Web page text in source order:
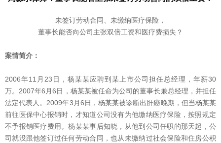
未签订劳动合同、未缴纳医疗保险，
董事长能否向公司主张双倍工资和医疗费损失？
案情简介：
2006年11月23日，杨某某应聘到某上市公司担任总经理，年薪30
万。2007年6月6日，杨某某被任命为公司的董事长兼总经理，并担任
法定代表人。2009年3月6日，杨某某被诊断出肝癌晚期，但当杨某某
前往医保中心报销时，才知道公司没有为他缴纳医疗保险，按照规定
不予报销医疗费用。杨某某事后知晓，从他到公司任职的那天起，公
司就没跟他签订过任何劳动合同，也从未缴纳过社会保险和住房公积